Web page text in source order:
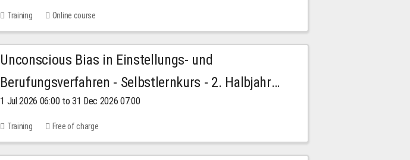
Training Online course
Unconscious Bias in Einstellungs- und
Berufungsverfahren - Selbstlernkurs - 2. Halbjahr
2026
1 Jul 2026 06:00 to 31 Dec 2026 07:00
Training Free of charge